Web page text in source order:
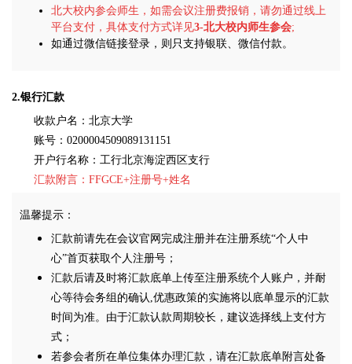
北大校内参会师生，如需会议注册费报销，请勿通过线上
平台支付，具体支付方式详见3-北大校内师生参会;
如通过微信链接登录，则只支持银联、微信付款。
2.银行汇款
收款户名：北京大学
账号：0200004509089131151
开户行名称：工行北京海淀西区支行
汇款附言： FFGCE+注册号+姓名
温馨提示：
汇款前请先在会议官网完成注册并在注册系统“个人中
心”首页获取个人注册号；
汇款后请及时将汇款底单上传至注册系统个人账户，并耐
心等待会务组的确认,优惠政策的实施将以底单显示的汇款
时间为准。由于汇款认款周期较长，建议选择线上支付方
式；
若参会者所在单位集体办理汇款，请在汇款底单附言处备